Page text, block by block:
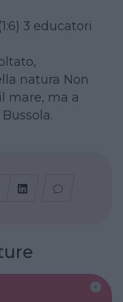
3 educatori
natura Non
mare, ma a